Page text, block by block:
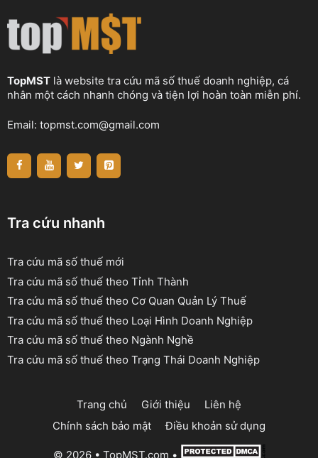
TopMST là website tra cứu mã số thuế doanh nghiệp, cá
nhân một cách nhanh chóng và tiện lợi hoàn toàn miễn phí.
Email: topmst.com@gmail.com
Tra cứu nhanh
Tra cứu mã số thuế mới
Tra cứu mã số thuế theo Tỉnh Thành
Tra cứu mã số thuế theo Cơ Quan Quản Lý Thuế
Tra cứu mã số thuế theo Loại Hình Doanh Nghiệp
Tra cứu mã số thuế theo Ngành Nghề
Tra cứu mã số thuế theo Trạng Thái Doanh Nghiệp
Trang chủ Giới thiệu
Liên hệ
Chính sách bảo mật
Điều khoản sử dụng
© 2026 • TopMST.com •